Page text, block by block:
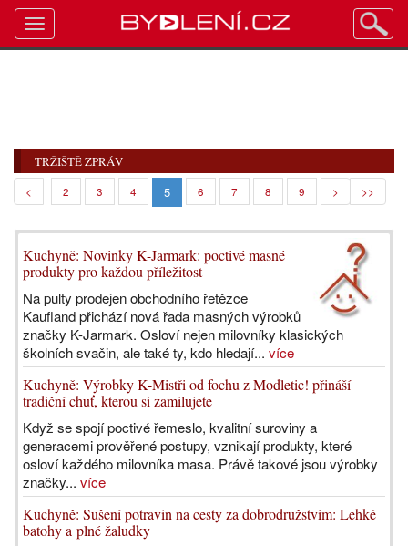
TRŽIŠTĚ ZPRÁV
< 2 3 4 5 6 7 8 9 > >>
Kuchyně: Novinky K-Jarmark: poctivé masné
produkty pro každou příležitost
Na pulty prodejen obchodního řetězce
Kaufland přichází nová řada masných výrobků
značky K-Jarmark. Osloví nejen milovníky klasických
školních svačin, ale také ty, kdo hledají... více
Kuchyně: Výrobky K-Mistři od fochu z Modletic! přináší
tradiční chuť, kterou si zamilujete
Když se spojí poctivé řemeslo, kvalitní suroviny a
generacemi prověřené postupy, vznikají produkty, které
osloví každého milovníka masa. Právě takové jsou výrobky
značky... více
Kuchyně: Sušení potravin na cesty za dobrodružstvím: Lehké
batohy a plné žaludky
Toggle
navigation